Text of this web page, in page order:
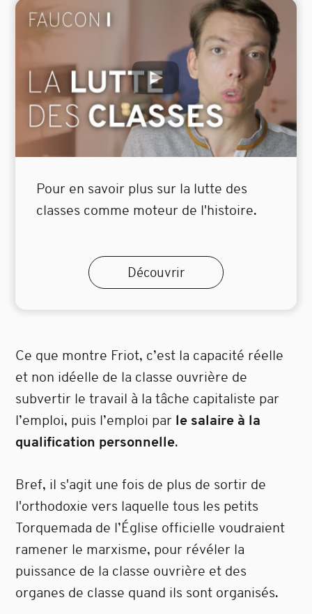
Pour en savoir plus sur la lutte des
classes comme moteur de l'histoire.
Découvrir
Ce que montre Friot, c’est la capacité réelle
et non idéelle de la classe ouvrière de
subvertir le travail à la tâche capitaliste par
l’emploi, puis l’emploi par le salaire à la
qualification personnelle.
Bref, il s'agit une fois de plus de sortir de
l'orthodoxie vers laquelle tous les petits
Torquemada de l’Église officielle voudraient
ramener le marxisme, pour révéler la
puissance de la classe ouvrière et des
organes de classe quand ils sont organisés.